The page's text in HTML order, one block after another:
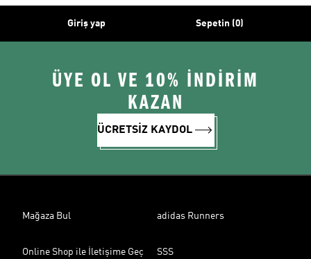
Giriş yap Sepetin (0)
ÜYE OL VE 10% İNDİRİM
KAZAN
ÜCRETSİZ KAYDOL
Mağaza Bul adidas Runners
Online Shop ile İletişime Geç SSS